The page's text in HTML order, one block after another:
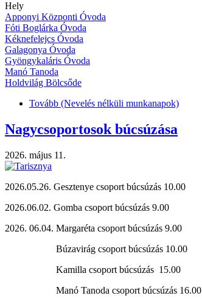
Hely
Apponyi Központi Óvoda
Fóti Boglárka Óvoda
Kéknefelejcs Óvoda
Galagonya Óvoda
Gyöngykaláris Óvoda
Manó Tanoda
Holdvilág Bölcsőde
Tovább (Nevelés nélküli munkanapok)
Nagycsoportosok búcsúzása
2026. május 11.
2026.05.26. Gesztenye csoport búcsúzás 10.00
2026.06.02. Gomba csoport búcsúzás 9.00
2026. 06.04. Margaréta csoport búcsúzás 9.00
Búzavirág csoport búcsúzás 10.00
Kamilla csoport búcsúzás 15.00
Manó Tanoda csoport búcsúzás 16.00